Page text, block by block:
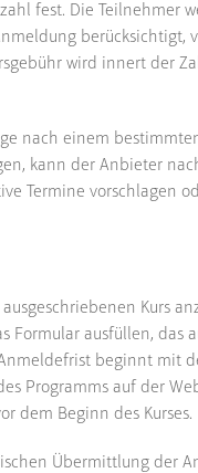
fest. Die Teilnehmer
berücksichtigt,
wird innert der
nach einem
kann der Anbieter
Termine vorschlagen
Kurs
Formular ausfüllen, das
beginnt mit
Programms auf der
dem Beginn des Kurses.
Übermittlung der